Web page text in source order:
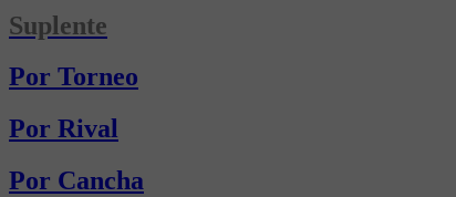
Suplente
Por Torneo
Por Rival
Por Cancha